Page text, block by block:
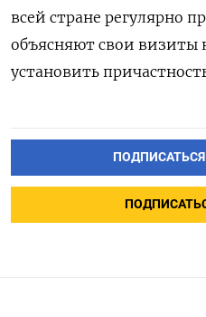
всей стране регулярно
объясняют свои визиты
установить